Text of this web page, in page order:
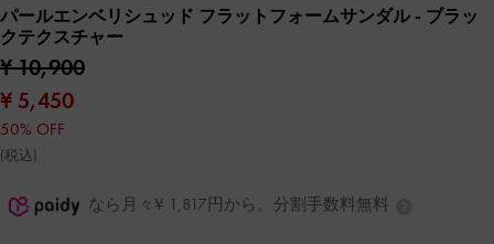
パールエンベリシュッド フラットフォームサンダル- ブラッ
クテクスチャー
¥ 10,900
¥ 5,450
50% OFF
(税込)
なら月々¥ 1,817円から。分割手数料無料